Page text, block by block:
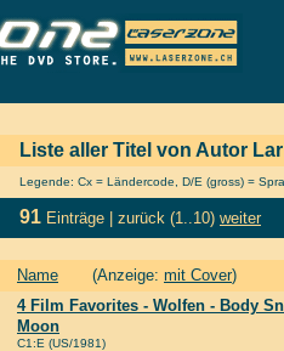
Liste aller Titel von Autor
Legende: Cx = Ländercode, D/E (gross) =
91 Einträge | zurück (1..10) weiter
Name (Anzeige: mit Cover)
4 Film Favorites - Wolfen - Body
Moon
C1:E (US/1981)